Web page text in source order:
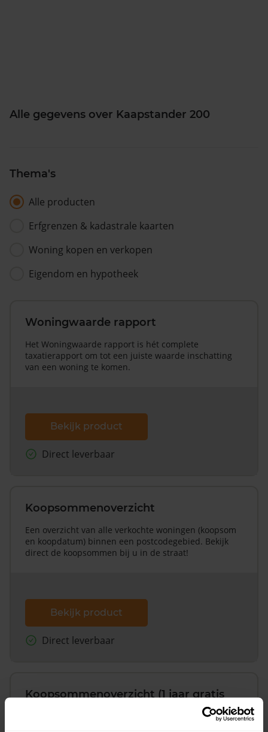
Alle gegevens over Kaapstander 200
Thema's
Alle producten
Erfgrenzen & kadastrale kaarten
Woning kopen en verkopen
Eigendom en hypotheek
Woningwaarde rapport
Het Woningwaarde rapport is hét complete
taxatierapport om tot een juiste waarde inschatting
van een woning te komen.
Bekijk product
Direct leverbaar
Koopsommenoverzicht
Een overzicht van alle verkochte woningen (koopsom
en koopdatum) binnen een postcodegebied. Bekijk
direct de koopsommen bij u in de straat!
Bekijk product
Direct leverbaar
Koopsommenoverzicht (1 jaar gratis